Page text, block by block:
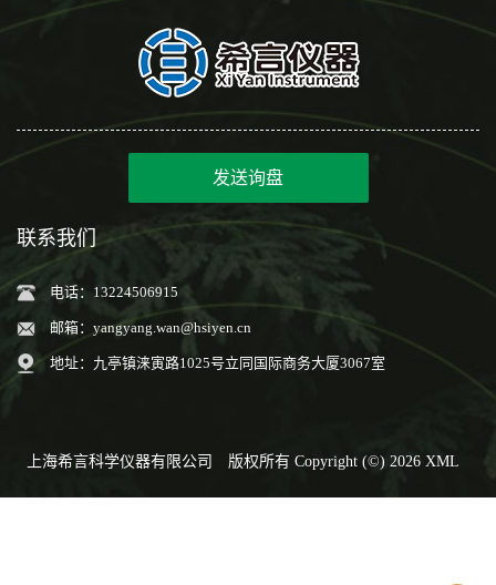
发送询盘
联系我们
电话：13224506915
邮箱： yangyang.wan@hsiyen.cn
地址：九亭镇涞寅路1025号立同国际商务大厦3067室
上海希言科学仪器有限公司 版权所有 Copyright (©) 2026 XML